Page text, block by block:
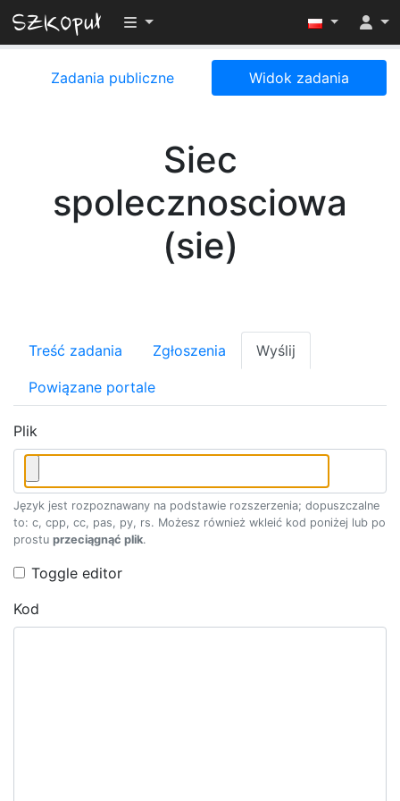
Przełącz widoczność menu
Zadania publiczne Widok zadania
Siec
spolecznosciowa
(sie)
Treść zadania Zgłoszenia Wyślij
Powiązane portale
Plik
Język jest rozpoznawany na podstawie rozszerzenia; dopuszczalne
to: c, cpp, cc, pas, py, rs. Możesz również wkleić kod poniżej lub po
prostu przeciągnąć plik.
Toggle editor
Kod